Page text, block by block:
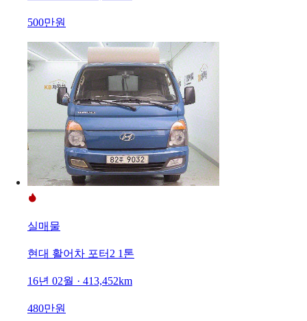
500만원
실매물
현대 활어차 포터2 1톤
16년 02월 · 413,452km
480만원